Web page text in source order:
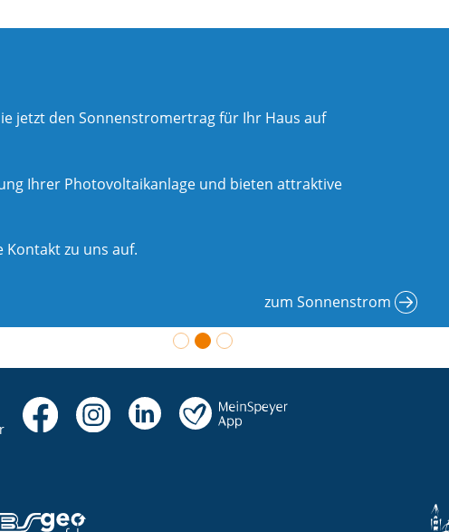
jetzt den Sonnenstromertrag für Ihr Haus auf
Ihrer Photovoltaikanlage und bieten attraktive
Kontakt zu uns auf.
zum Sonnenstrom